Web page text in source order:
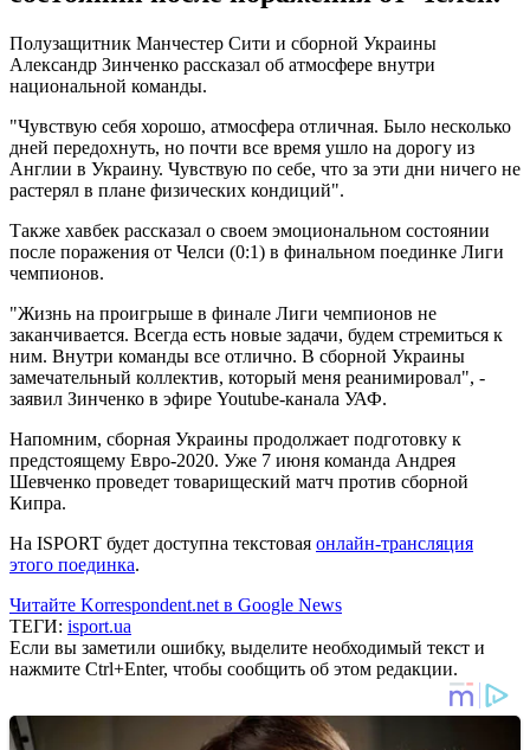
Полузащитник Манчестер Сити и сборной Украины
Александр Зинченко рассказал об атмосфере внутри
национальной команды.
"Чувствую себя хорошо, атмосфера отличная. Было несколько
дней передохнуть, но почти все время ушло на дорогу из
Англии в Украину. Чувствую по себе, что за эти дни ничего не
растерял в плане физических кондиций".
Также хавбек рассказал о своем эмоциональном состоянии
после поражения от Челси (0:1) в финальном поединке Лиги
чемпионов.
"Жизнь на проигрыше в финале Лиги чемпионов не
заканчивается. Всегда есть новые задачи, будем стремиться к
ним. Внутри команды все отлично. В сборной Украины
замечательный коллектив, который меня реанимировал", -
заявил Зинченко в эфире Youtube-канала УАФ.
Напомним, сборная Украины продолжает подготовку к
предстоящему Евро-2020. Уже 7 июня команда Андрея
Шевченко проведет товарищеский матч против сборной
Кипра.
На ISPORT будет доступна текстовая онлайн-трансляция
этого поединка.
Читайте Korrespondent.net в Google News
ТЕГИ: isport.ua
Если вы заметили ошибку, выделите необходимый текст и
нажмите Ctrl+Enter, чтобы сообщить об этом редакции.